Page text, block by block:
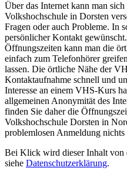
Über das Internet kann man
Volkshochschule in Dorsten
Fragen oder auch Probleme. In
persönlicher Kontakt
Öffnungszeiten kann man die
einfach zum Telefonhörer
lassen. Die örtliche Nähe der
Kontaktaufnahme schnell und
Interesse an einem VHS-Kurs
allgemeinen Anonymität des
finden Sie daher die
Volkshochschule Dorsten in
problemlosen Anmeldung nichts
Bei Klick wird dieser Inhalt von
siehe Datenschutzerklärung.